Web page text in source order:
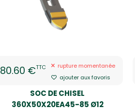
80.60 €TTC
rupture momentanée
ajouter aux favoris
SOC DE CHISEL
360X50X20EA45-85 Ø12